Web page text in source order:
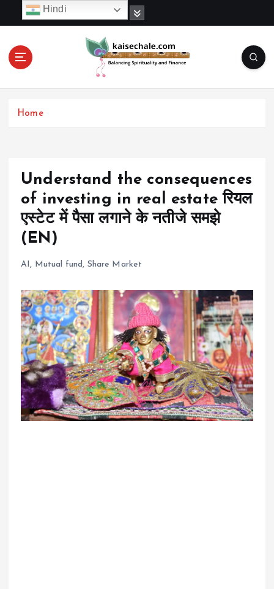
c
Home
Understand the consequences
of investing in real estate रियल
एस्टेट में पैसा लगाने के नतीजे समझे
(EN)
AI, Mutual fund, Share Market
Hindi